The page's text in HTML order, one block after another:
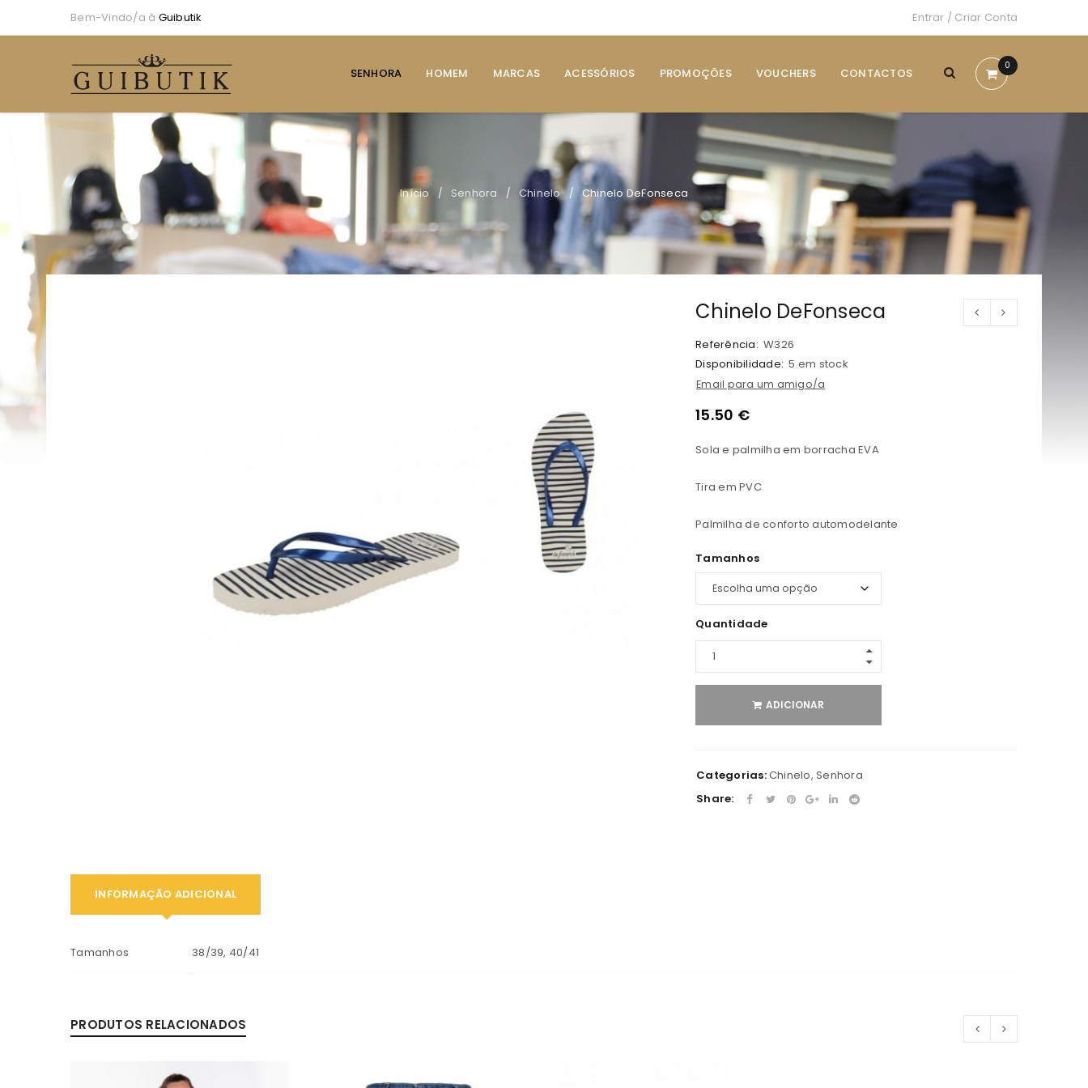
PERDEU A SUA SENHA?
Bem-Vindo/a à Guibutik Entrar / Criar Conta
SENHORA HOMEM MARCAS ACESSÓRIOS PROMOÇÕES VOUCHERS CONTACTOS
0
Início / Senhora / Chinelo / Chinelo DeFonseca
Chinelo DeFonseca
Referência: W326
Disponibilidade: 5 em stock
Email para um amigo/a
15.50 €
Sola e palmilha em borracha EVA
Tira em PVC
Palmilha de conforto automodelante
Tamanhos
Quantidade
ADICIONAR
Categorias:Chinelo, Senhora
Share:
INFORMAÇÃO ADICIONAL
Tamanhos 38/39, 40/41
PRODUTOS RELACIONADOS